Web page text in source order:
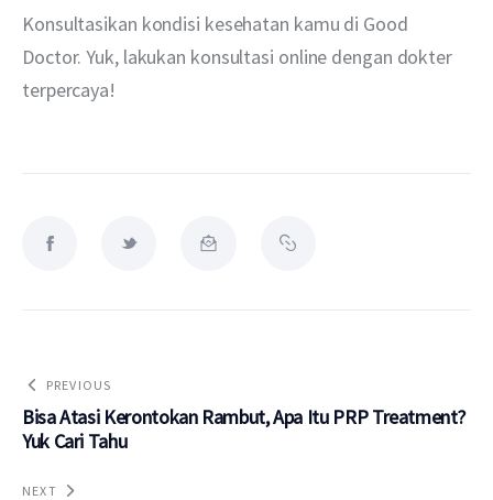
Konsultasikan kondisi kesehatan kamu di Good
Doctor. Yuk, lakukan konsultasi online dengan dokter
terpercaya!
PREVIOUS
Bisa Atasi Kerontokan Rambut, Apa Itu PRP Treatment?
Yuk Cari Tahu
NEXT